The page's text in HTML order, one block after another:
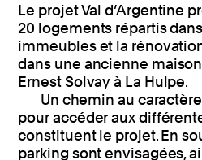
Le projet Val d’Argentine
20 logements répartis
immeubles et la
dans une ancienne
Ernest Solvay à La Hulpe.
Un chemin au
pour accéder aux
constituent le projet. En
parking sont envisagées,